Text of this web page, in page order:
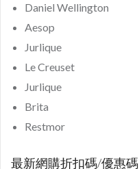
Daniel Wellington
Aesop
Jurlique
Le Creuset
Jurlique
Brita
Restmor
最新網購折扣碼/優惠碼